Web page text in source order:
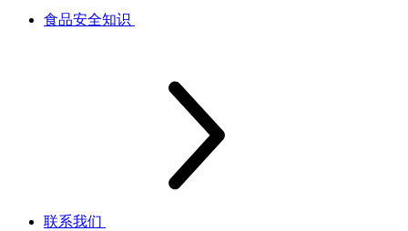
食品安全知识
联系我们